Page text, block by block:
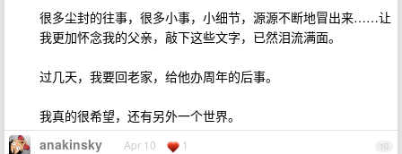
很多尘封的往事，很多小事，小细节，源源不断地冒出来……让
我更加怀念我的父亲，敲下这些文字，已然泪流满面。
过几天，我要回老家，给他办周年的后事。
我真的很希望，还有另外一个世界。
10
anakinsky Apr 10 1